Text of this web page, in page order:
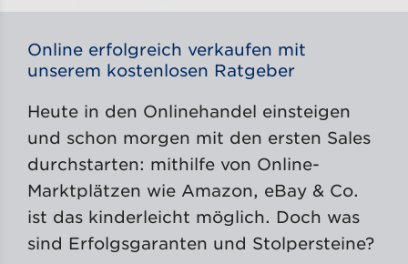
Online erfolgreich verkaufen mit
unserem kostenlosen Ratgeber
Heute in den Onlinehandel einsteigen
und schon morgen mit den ersten Sales
durchstarten: mithilfe von Online-
Marktplätzen wie Amazon, eBay & Co.
ist das kinderleicht möglich. Doch was
sind Erfolgsgaranten und Stolpersteine?